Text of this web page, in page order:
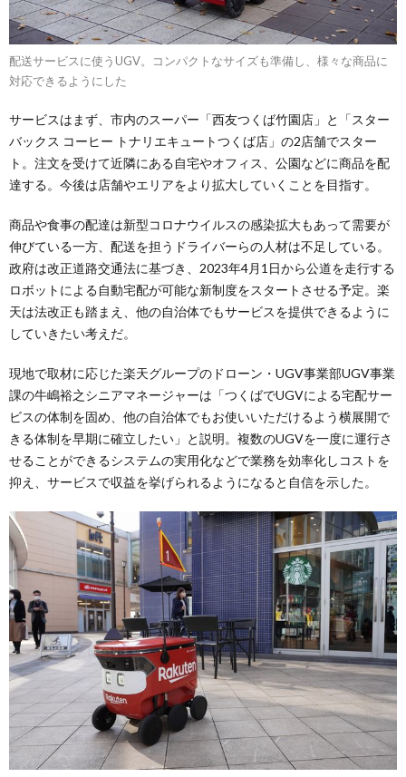
配送サービスに使うUGV。コンパクトなサイズも準備し、様々な商品に
対応できるようにした
サービスはまず、市内のスーパー「西友つくば竹園店」と「スター
バックス コーヒー トナリエキュートつくば店」の2店舗でスター
ト。注文を受けて近隣にある自宅やオフィス、公園などに商品を配
達する。今後は店舗やエリアをより拡大していくことを目指す。
商品や食事の配達は新型コロナウイルスの感染拡大もあって需要が
伸びている一方、配送を担うドライバーらの人材は不足している。
政府は改正道路交通法に基づき、2023年4月1日から公道を走行する
ロボットによる自動宅配が可能な新制度をスタートさせる予定。楽
天は法改正も踏まえ、他の自治体でもサービスを提供できるように
していきたい考えだ。
現地で取材に応じた楽天グループのドローン・UGV事業部UGV事業
課の牛嶋裕之シニアマネージャーは「つくばでUGVによる宅配サー
ビスの体制を固め、他の自治体でもお使いいただけるよう横展開で
きる体制を早期に確立したい」と説明。複数のUGVを一度に運行さ
せることができるシステムの実用化などで業務を効率化しコストを
抑え、サービスで収益を挙げられるようになると自信を示した。